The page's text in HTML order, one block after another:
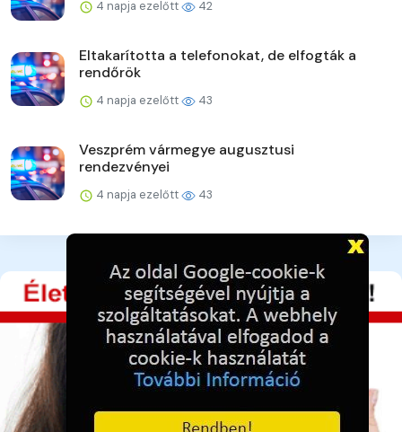
4 napja ezelőtt 42
Eltakarította a telefonokat, de elfogták a
rendőrök
4 napja ezelőtt 43
Veszprém vármegye augusztusi
rendezvényei
4 napja ezelőtt 43